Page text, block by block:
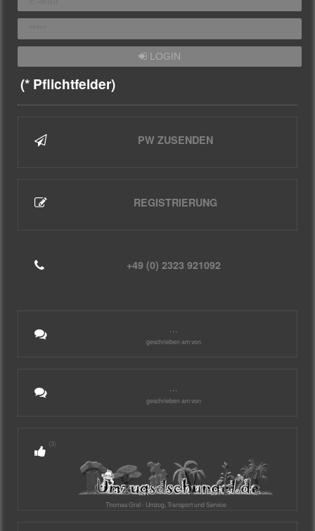
LOGIN
(* Pflichtfelder)
PW ZUSENDEN
REGISTRIERUNG
+49 (0) 2323 921092
...
geschrieben am von
geschrieben am von
(3)
Thomas Graf - Umzug, Transport und Service